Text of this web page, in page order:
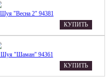
Шуя "Весна 2" 94381
КУПИТЬ
Шуя "Шаман" 94361
КУПИТЬ